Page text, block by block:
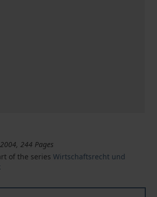
244 Pages
of the series Wirtschaftsrecht und